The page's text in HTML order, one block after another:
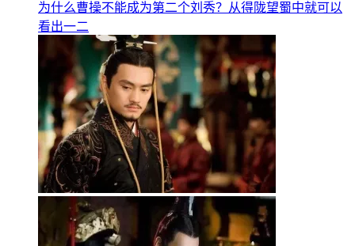
为什么曹操不能成为第二个刘秀？从得陇望蜀中就可以
看出一二